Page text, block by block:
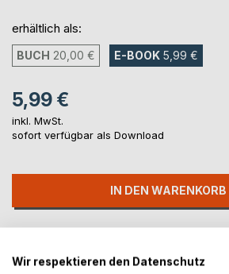
erhältlich als:
BUCH 20,00 € E-BOOK 5,99 €
5,99 €
inkl. MwSt.
sofort verfügbar als Download
IN DEN WARENKORB
Titel bewerten
Wir respektieren den Datenschutz